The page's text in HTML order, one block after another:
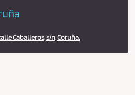
Caballeros, s/n, Coruña.